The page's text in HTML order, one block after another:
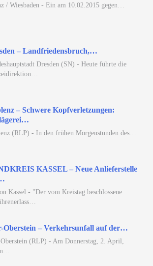
/ Wiesbaden - Ein am 10.02.2015 gegen…
– Landfriedensbruch,…
Dresden (SN) - Heute führte die
– Schwere Kopfverletzungen:
(RLP) - In den frühen Morgenstunden des…
KASSEL – Neue Anlieferstelle
Kassel - "Der vom Kreistag beschlossene
Oberstein – Verkehrsunfall auf der…
(RLP) - Am Donnerstag, 2. April,